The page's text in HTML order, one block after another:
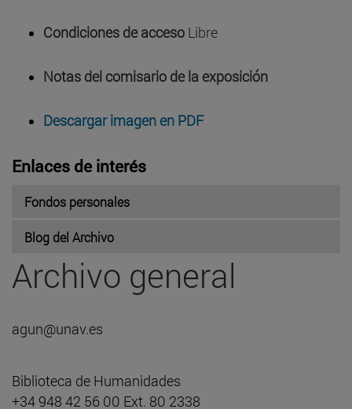
Condiciones de acceso Libre
Notas del comisario de la exposición
Descargar imagen en PDF
Enlaces de interés
Fondos personales
Blog del Archivo
Archivo general
agun@unav.es
Biblioteca de Humanidades
+34 948 42 56 00 Ext. 80 2338